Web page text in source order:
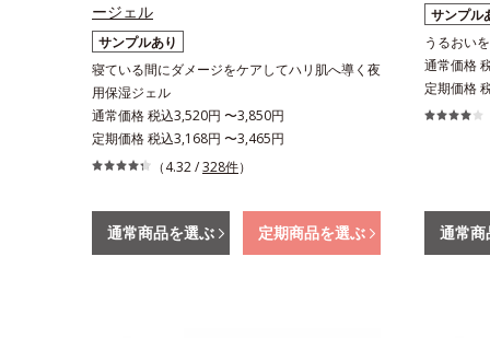
ージェル
サンプルあり
寝ている間にダメージをケアしてハリ肌へ導く夜
用保湿ジェル
通常価格 税込3,520円 〜3,850円
定期価格 税込3,168円 〜3,465円
（4.32 /328件）
通常商品を選ぶ 定期商品を選ぶ
サンプル
うるおい
通常価格
定期価格
通常商